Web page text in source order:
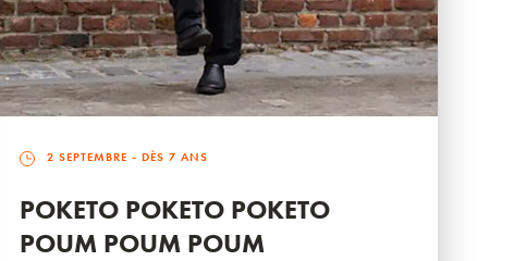
2 SEPTEMBRE - DÈS 7 ANS
POKETO POKETO POKETO
POUM POUM POUM